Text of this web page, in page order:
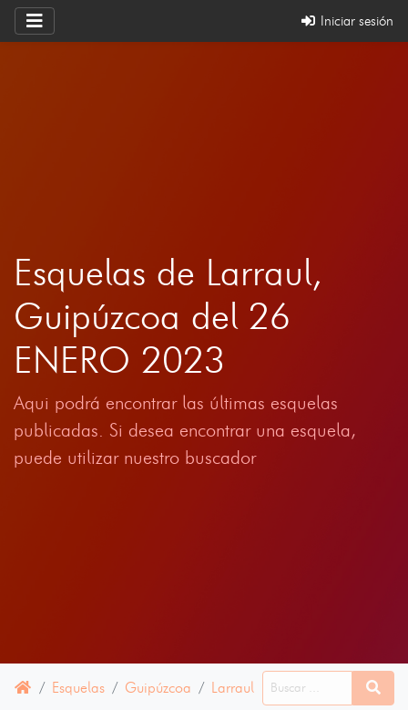
Iniciar sesión
Esquelas de Larraul,
Guipúzcoa del 26
ENERO 2023
Aqui podrá encontrar las últimas esquelas
publicadas. Si desea encontrar una esquela,
puede utilizar nuestro buscador
Esquelas Guipúzcoa Larraul 26 ENERO 2023